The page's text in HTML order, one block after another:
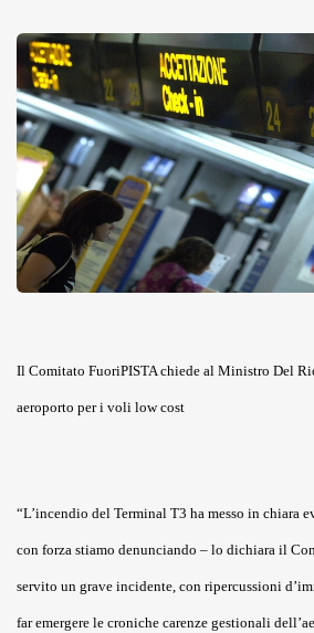
Il Comitato FuoriPISTA chiede al Ministro Del
aeroporto per i voli low cost
“L’incendio del Terminal T3 ha messo in chiara
con forza stiamo denunciando – lo dichiara il
servito un grave incidente, con ripercussioni
far emergere le croniche carenze gestionali